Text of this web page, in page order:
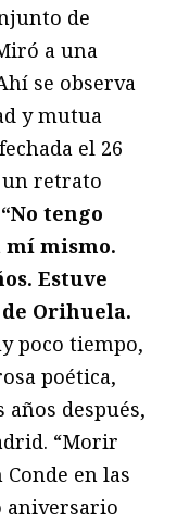
de
a una
se observa
y mutua
el 26
un retrato
“No tengo
mí mismo.
Estuve
Orihuela.
poco tiempo,
poética,
después,
“Morir
en las